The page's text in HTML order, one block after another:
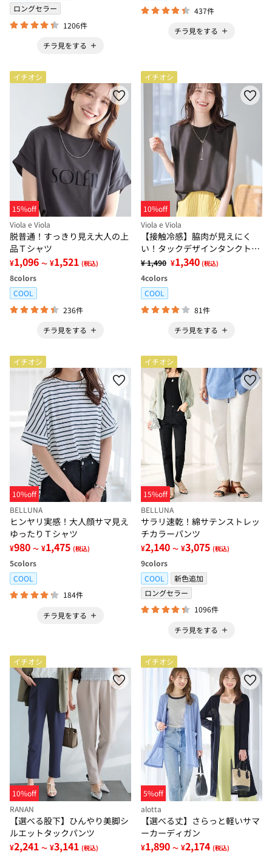
ロングセラー
1206件
チラ見をする
437件
チラ見をする
イチオシ
15%off
Viola e Viola
脱普通！すっきり見え大人の上
品Ｔシャツ
¥1,096 ～ ¥1,521 (税込)
8colors
COOL
236件
チラ見をする
イチオシ
10%off
Viola e Viola
【接触冷感】脇肉が見えにく
い！タックデザインタンクトッ
プ
¥ 1,490 ¥1,340 (税込)
4colors
COOL
81件
チラ見をする
イチオシ
10%off
BELLUNA
ヒンヤリ実感！大人顔サマ見え
ゆったりＴシャツ
¥980 ～ ¥1,475 (税込)
5colors
COOL
184件
チラ見をする
イチオシ
15%off
BELLUNA
サラリ速乾！綿サテンストレッ
チカラーパンツ
¥2,140 ～ ¥3,075 (税込)
9colors
COOL
新色追加
ロングセラー
1096件
チラ見をする
イチオシ
10%off
RANAN
【選べる股下】ひんやり美脚シ
ルエットタックパンツ
¥2,241 ～ ¥3,141 (税込)
イチオシ
5%off
alotta
【選べる丈】さらっと軽いサマ
ーカーディガン
¥1,890 ～ ¥2,174 (税込)